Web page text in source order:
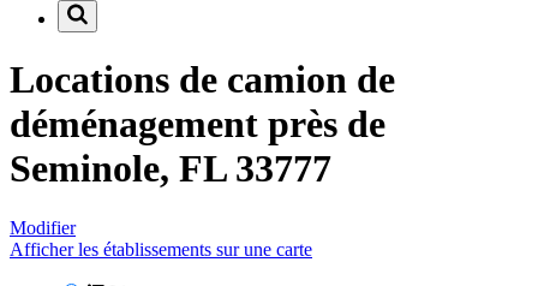
Locations de camion de
déménagement près de
Seminole, FL 33777
Modifier
Afficher les établissements sur une carte